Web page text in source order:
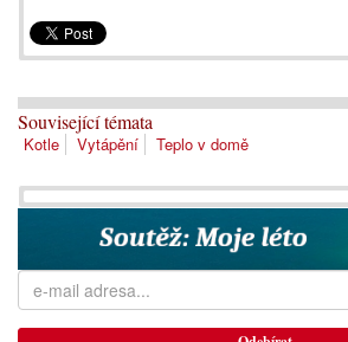
Související témata
Kotle Vytápění Teplo v domě